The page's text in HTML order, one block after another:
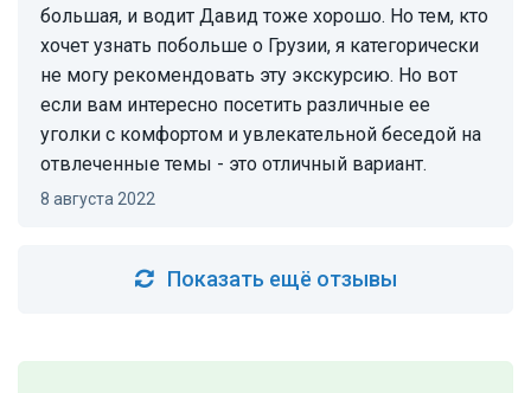
большая, и водит Давид тоже хорошо. Но тем, кто
хочет узнать побольше о Грузии, я категорически
не могу рекомендовать эту экскурсию. Но вот
если вам интересно посетить различные ее
уголки с комфортом и увлекательной беседой на
отвлеченные темы - это отличный вариант.
8 августа 2022
Показать ещё отзывы